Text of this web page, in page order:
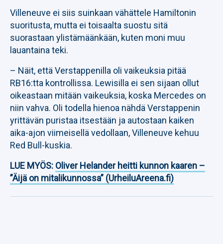
Villeneuve ei siis suinkaan vähättele Hamiltonin
suoritusta, mutta ei toisaalta suostu sitä
suorastaan ylistämäänkään, kuten moni muu
lauantaina teki.
– Näit, että Verstappenilla oli vaikeuksia pitää
RB16:tta kontrollissa. Lewisilla ei sen sijaan ollut
oikeastaan mitään vaikeuksia, koska Mercedes on
niin vahva. Oli todella hienoa nähdä Verstappenin
yrittävän puristaa itsestään ja autostaan kaiken
aika-ajon viimeisellä vedollaan, Villeneuve kehuu
Red Bull-kuskia.
LUE MYÖS: Oliver Helander heitti kunnon kaaren –
”Äijä on mitalikunnossa” (UrheiluAreena.fi)